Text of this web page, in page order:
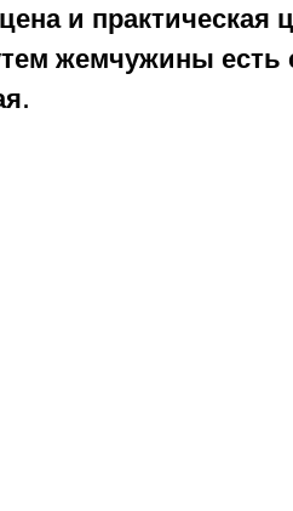
и практическая
жемчужины есть